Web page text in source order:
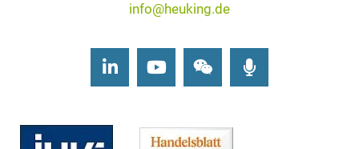
info@heuking.de
LinkedInYoutubeWechat